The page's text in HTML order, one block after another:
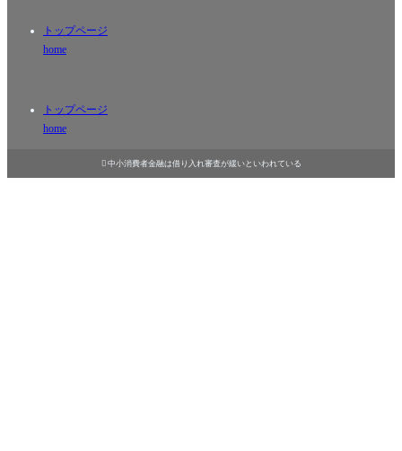
トップページ
home
トップページ
home
 中小消費者金融は借り入れ審査が緩いといわれている